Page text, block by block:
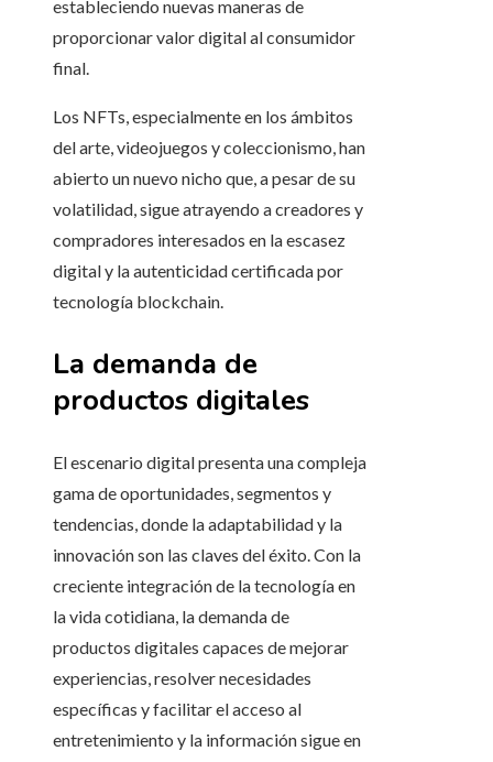
estableciendo nuevas maneras de
proporcionar valor digital al consumidor
final.
Los NFTs, especialmente en los ámbitos
del arte, videojuegos y coleccionismo, han
abierto un nuevo nicho que, a pesar de su
volatilidad, sigue atrayendo a creadores y
compradores interesados en la escasez
digital y la autenticidad certificada por
tecnología blockchain.
La demanda de
productos digitales
El escenario digital presenta una compleja
gama de oportunidades, segmentos y
tendencias, donde la adaptabilidad y la
innovación son las claves del éxito. Con la
creciente integración de la tecnología en
la vida cotidiana, la demanda de
productos digitales capaces de mejorar
experiencias, resolver necesidades
específicas y facilitar el acceso al
entretenimiento y la información sigue en